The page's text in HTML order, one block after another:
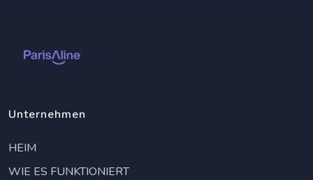
Unternehmen
HEIM
WIE ES FUNKTIONIERT